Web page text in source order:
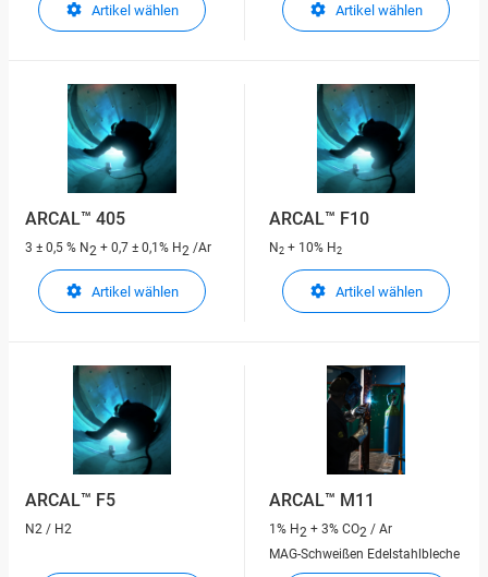
Artikel wählen Artikel wählen
ARCAL™ 405
3 ± 0,5 % N2 + 0,7 ± 0,1% H2 /Ar
Artikel wählen
ARCAL™ F10
N 2 + 10% H 2
Artikel wählen
ARCAL™ F5
N2 / H2
ARCAL™ M11
1% H2 + 3% CO2 / Ar
MAG-Schweißen Edelstahlbleche